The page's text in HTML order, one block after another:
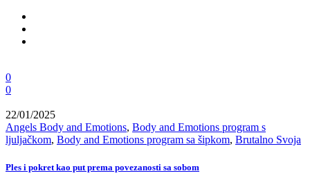
0
0
22/01/2025
Angels Body and Emotions, Body and Emotions program s
ljuljačkom, Body and Emotions program sa šipkom, Brutalno Svoja
Ples i pokret kao put prema povezanosti sa sobom